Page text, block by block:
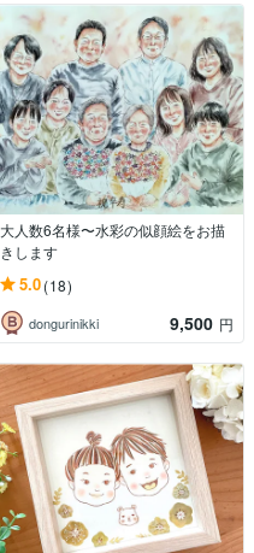
大人数6名様〜水彩の似顔絵をお描
きします
5.0(18)
dongurinikki 9,500 円